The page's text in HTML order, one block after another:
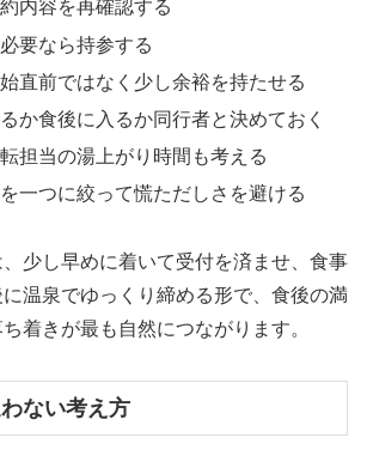
内容を再確認する
要なら持参する
直前ではなく少し余裕を持たせる
か食後に入るか同行者と決めておく
担当の湯上がり時間も考える
一つに絞って慌ただしさを避ける
少し早めに着いて受付を済ませ、食事
温泉でゆっくり締める形で、食後の満
着きが最も自然につながります。
ない考え方